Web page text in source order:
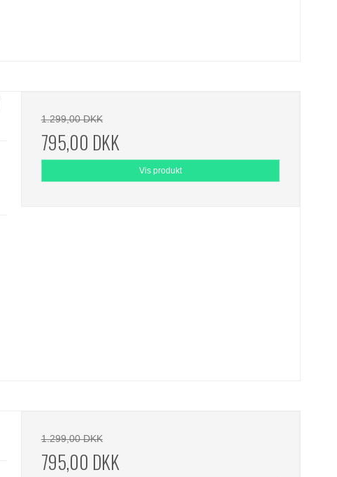
1.299,00 DKK
795,00 DKK
Vis produkt
1.299,00 DKK
795,00 DKK